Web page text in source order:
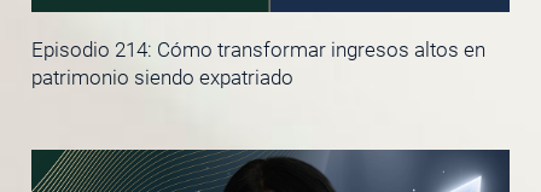
Episodio 214: Cómo transformar ingresos altos en
patrimonio siendo expatriado